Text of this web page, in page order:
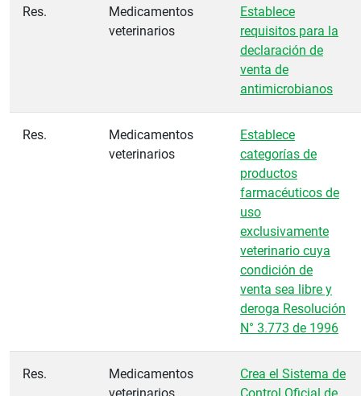
Res.
Medicamentos
veterinarios
Establece
requisitos para la
declaración de
venta de
antimicrobianos
Res.
Medicamentos
veterinarios
Establece
categorías de
productos
farmacéuticos de
uso
exclusivamente
veterinario cuya
condición de
venta sea libre y
deroga Resolución
N° 3.773 de 1996
Res.
Medicamentos
Crea el Sistema de